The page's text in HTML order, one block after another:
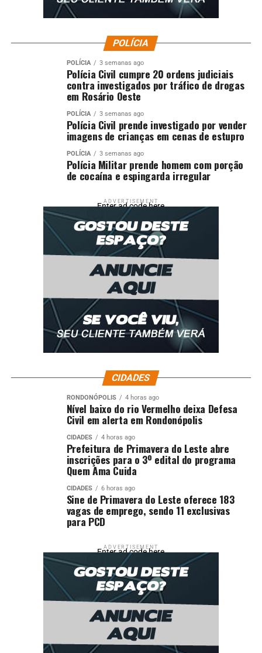
POLÍCIA
POLÍCIA 3 semanas ago
Polícia Civil cumpre 20 ordens judiciais
contra investigados por tráfico de drogas
em Rosário Oeste
POLÍCIA 3 semanas ago
Polícia Civil prende investigado por vender
imagens de crianças em cenas de estupro
POLÍCIA 3 semanas ago
Polícia Militar prende homem com porção
de cocaína e espingarda irregular
ADVERTISEMENT
Enter ad code here
CIDADES
RONDONÓPOLIS 4 horas ago
Nível baixo do rio Vermelho deixa Defesa
Civil em alerta em Rondonópolis
CIDADES 4 horas ago
Prefeitura de Primavera do Leste abre
inscrições para o 3º edital do programa
Quem Ama Cuida
CIDADES 6 horas ago
Sine de Primavera do Leste oferece 183
vagas de emprego, sendo 11 exclusivas
para PCD
ADVERTISEMENT
Enter ad code here